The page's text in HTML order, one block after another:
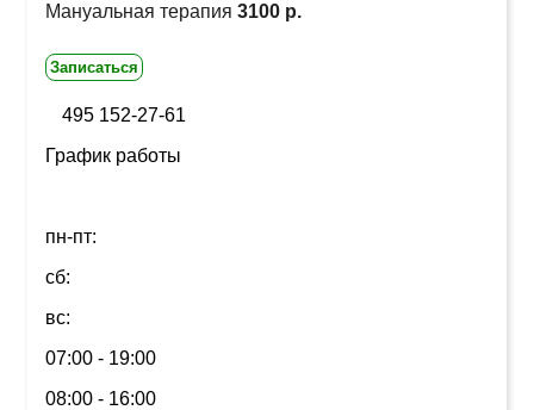
Мануальная терапия 3100 р.
Записаться
495 152-27-61
График работы
пн-пт:
сб:
вс:
07:00 - 19:00
08:00 - 16:00